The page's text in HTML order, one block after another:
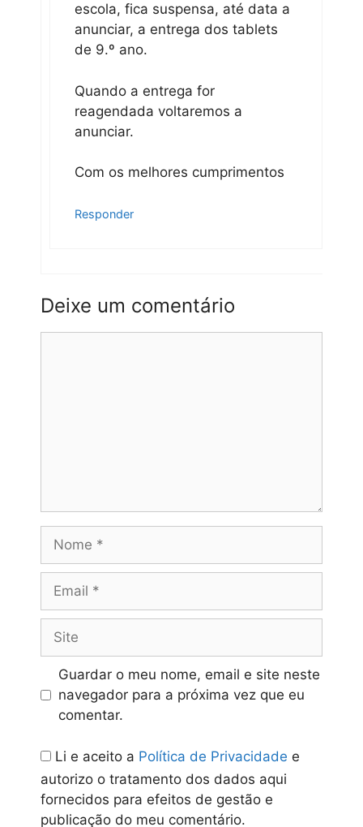
escola, fica suspensa, até data a
anunciar, a entrega dos tablets
de 9.º ano.
Quando a entrega for
reagendada voltaremos a
anunciar.
Com os melhores cumprimentos
Responder
Deixe um comentário
Nome
Email
Site
Guardar o meu nome, email e site neste
navegador para a próxima vez que eu
comentar.
Li e aceito a Política de Privacidade e
autorizo o tratamento dos dados aqui
fornecidos para efeitos de gestão e
publicação do meu comentário.